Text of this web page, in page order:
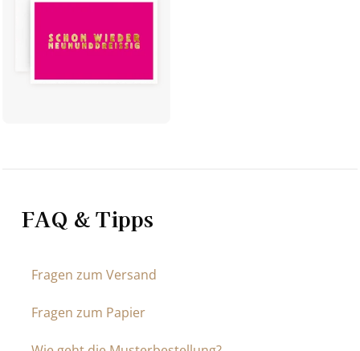
FAQ & Tipps
Fragen zum Versand
Fragen zum Papier